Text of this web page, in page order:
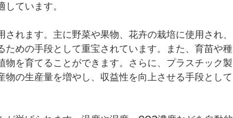
ています。
れます。主に野菜や果物、花卉の栽培に使用され、
めの手段として重宝されています。また、育苗や種
を育てることができます。さらに、プラスチック製
の生産量を増やし、収益性を向上させる手段として